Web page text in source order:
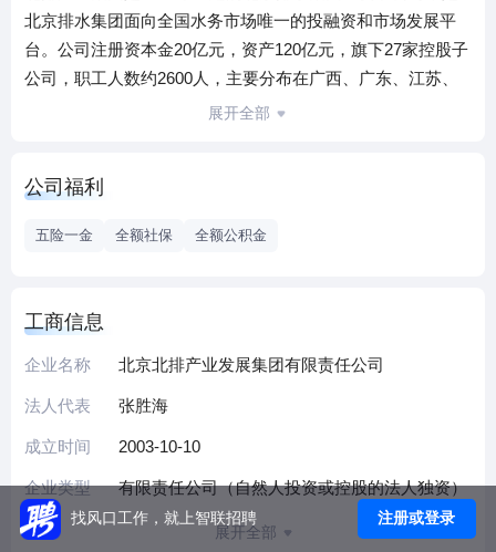
北京排水集团面向全国水务市场唯一的投融资和市场发展平
台。公司注册资本金20亿元，资产120亿元，旗下27家控股子
公司，职工人数约2600人，主要分布在广西、广东、江苏、
安徽、湖北、河北、海南、新疆等地区的二十余座城市，主
以及分布光伏、沼气发电、水源热泵等新能源领域的投资建
展开全部
公司福利
五险一金 全额社保 全额公积金
工商信息
企业名称 北京北排产业发展集团有限责任公司
法人代表 张胜海
成立时间 2003-10-10
企业类型 有限责任公司（自然人投资或控股的法人独资）
展开全部
找风口工作，就上智联招聘 注册或登录